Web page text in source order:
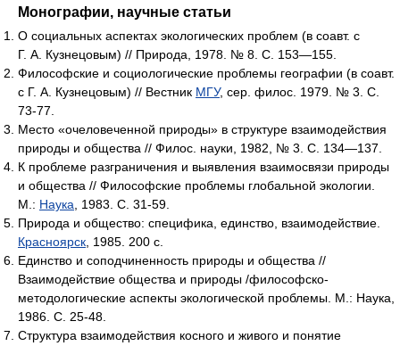
Монографии, научные статьи
О социальных аспектах экологических проблем (в соавт. с
Г. А. Кузнецовым) // Природа, 1978. № 8. С. 153—155.
Философские и социологические проблемы географии (в соавт.
с Г. А. Кузнецовым) // Вестник МГУ, сер. филос. 1979. № 3. С.
73-77.
Место «очеловеченной природы» в структуре взаимодействия
природы и общества // Филос. науки, 1982, № 3. С. 134—137.
К проблеме разграничения и выявления взаимосвязи природы
и общества // Философские проблемы глобальной экологии.
М.: Наука , 1983. С. 31-59.
Природа и общество: специфика, единство, взаимодействие.
Красноярск , 1985. 200 с.
Единство и соподчиненность природы и общества //
Взаимодействие общества и природы /философско-
методологические аспекты экологической проблемы. М.: Наука,
1986. С. 25-48.
Структура взаимодействия косного и живого и понятие